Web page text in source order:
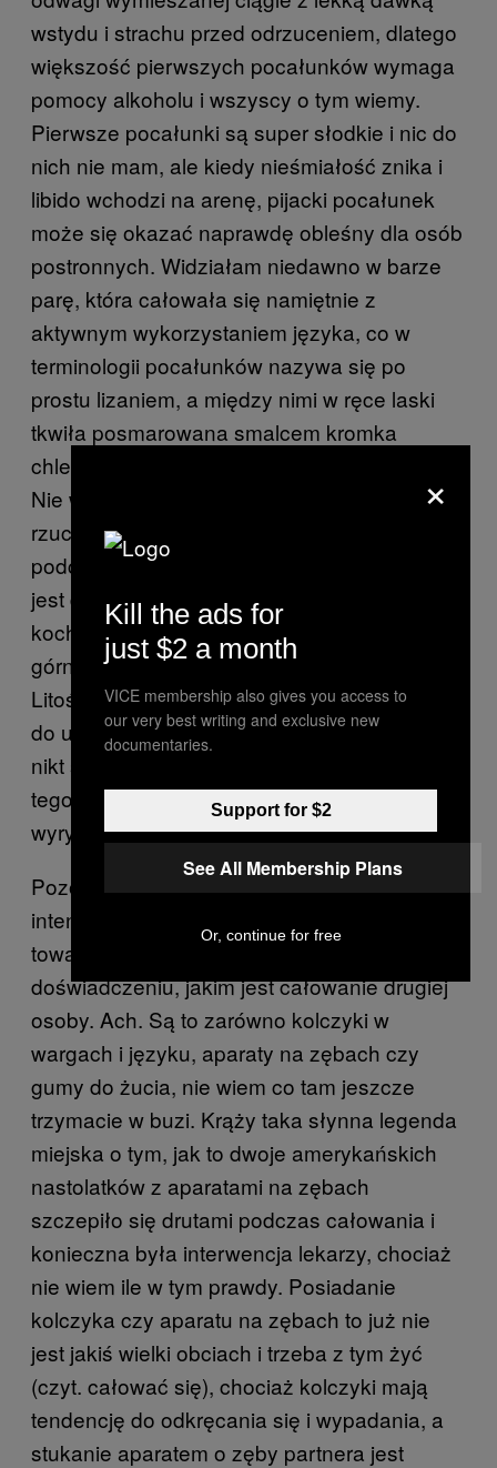
wstydu i strachu przed odrzuceniem, dlatego
większość pierwszych pocałunków wymaga
pomocy alkoholu i wszyscy o tym wiemy.
Pierwsze pocałunki są super słodkie i nic do
nich nie mam, ale kiedy nieśmiałość znika i
libido wchodzi na arenę, pijacki pocałunek
może się okazać naprawdę obleśny dla osób
postronnych. Widziałam niedawno w barze
parę, która całowała się namiętnie z
aktywnym wykorzystaniem języka, co w
terminologii pocałunków nazywa się po
prostu lizaniem, a między nimi w ręce laski
tkwiła posmarowana smalcem kromka
chleba, z której odpadały krążki kiszonego.
Nie wspomnę o milionach przypadków, kiedy
rzucały mi się w oczy pary dzielące się
podczas pocałunku kebabową kapustą. Co
jest dalej, badanie dentystyczne? O
kochanie, wyczuwam u ciebie ubytek w
górnej piątce? Daj, wydłubię ci orzeszka?
Litości ludzie! Dzielenie się jedzeniem z ust
do ust to kontrowersyjny rodzaj intymności i
nikt się nie obrazi, jeśli oszczędzicie światu
tego widowiska. W domu możecie nawet
wyrywać sobie z zębów kotleta, aj dont ker.
Pozostaje jeszcze kwestia ciał obcych
intencjonalnie bądź przypadkiem
towarzyszących temu przemiłemu
doświadczeniu, jakim jest całowanie drugiej
osoby. Ach. Są to zarówno kolczyki w
wargach i języku, aparaty na zębach czy
gumy do żucia, nie wiem co tam jeszcze
trzymacie w buzi. Krąży taka słynna legenda
miejska o tym, jak to dwoje amerykańskich
nastolatków z aparatami na zębach
szczepiło się drutami podczas całowania i
konieczna była interwencja lekarzy, chociaż
nie wiem ile w tym prawdy. Posiadanie
kolczyka czy aparatu na zębach to już nie
jest jakiś wielki obciach i trzeba z tym żyć
(czyt. całować się), chociaż kolczyki mają
tendencję do odkręcania się i wypadania, a
stukanie aparatem o zęby partnera jest
×
Kill the ads for
just $2 a month
VICE membership also gives you access to
our very best writing and exclusive new
documentaries.
Support for $2
See All Membership Plans
Or, continue for free